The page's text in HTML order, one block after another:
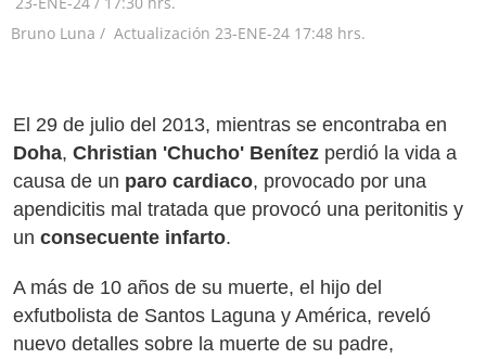
Bruno Luna / Actualización 23-ENE-24 17:48 hrs.
El 29 de julio del 2013, mientras se encontraba en
Doha, Christian 'Chucho' Benítez perdió la vida a
causa de un paro cardiaco, provocado por una
apendicitis mal tratada que provocó una peritonitis y
un consecuente infarto.
A más de 10 años de su muerte, el hijo del
exfutbolista de Santos Laguna y América, reveló
nuevo detalles sobre la muerte de su padre,